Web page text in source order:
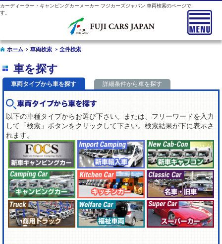
カーディーラー・キャンピングカーメーカー フジカーズジャパン 車両検索のページで
す。
ホーム 車両検索 全件検索
車を探す
車両タイプから車を探す 詳細条件から車を探す
車両タイプから車を探す
以下の車種タイプからお選び下さい。または、フリーワードを入力
して「検索」ボタンをクリックして下さい。検索結果が下に表示さ
れます。